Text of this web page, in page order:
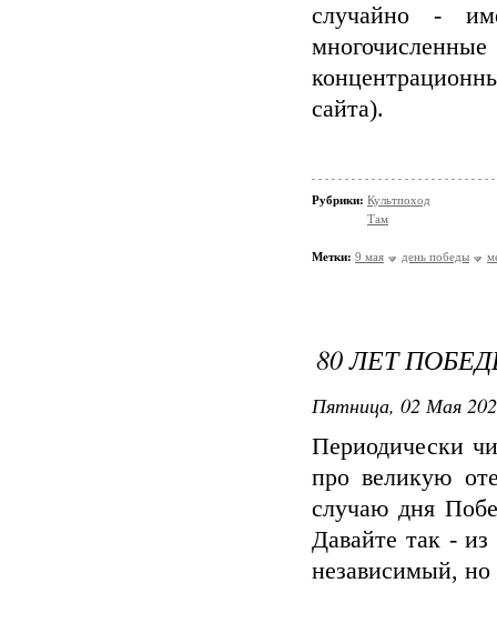
случайно -
сайта).
Рубрики: Культпоход
Там
Метки: 9 мая день победы
80 ЛЕТ
Пятница, 02 Мая
Периодически
про великую
случаю дня
Давайте так -
независимый,